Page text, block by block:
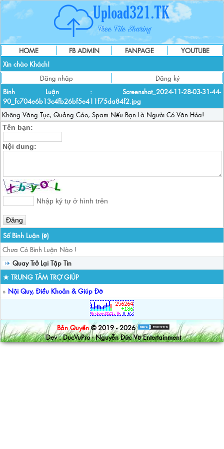
HOME FB ADMIN FANPAGE
YOUTUBE
Xin chào Khách!
Đăng nhập
Đăng ký
Bình Luận :
Screenshot_2024-11-28-03-31-44-
90_fc704e6b13c4fb26bf5e411f75da84f2.jpg
Không Văng Tục, Quảng Cáo, Spam Nếu Bạn Là Người Có Văn Hóa!
Tên bạn:
Nội dung:
Nhập ký tự ở hình trên
Số Bình Luận (0)
Chưa Có Bình Luận Nào !
Quay Trở Lại Tập Tin
★ TRUNG TÂM TRỢ GIÚP
» Nội Quy, Điều Khoản & Giúp Đỡ
Bản Quyền © 2019 - 2026
Dev : DucVuPro - Nguyễn Đức Vũ Entertainment